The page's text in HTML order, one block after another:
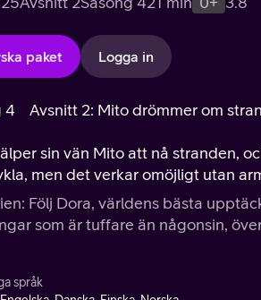
paket Logga in
4 Avsnitt 2: Mito drömmer om
sin vän Mito att nå stranden,
men det verkar omöjligt utan
Följ Dora, världens bästa
som är tuffare än någonsin,
språk